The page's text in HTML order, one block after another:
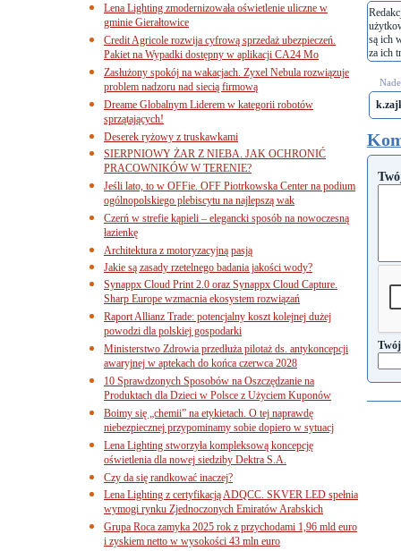
są ich
za ich
Lena Lighting zmodernizowała oświetlenie uliczne w
gminie Gierałtowice
Credit Agricole rozwija cyfrową sprzedaż ubezpieczeń.
Pakiet na Wypadki dostępny w aplikacji CA24 Mo
Zasłużony spokój na wakacjach. Zyxel Nebula rozwiązuje
problem nadzoru nad siecią firmową
Dreame Globalnym Liderem w kategorii robotów
sprzątających!
Deserek ryżowy z truskawkami
SIERPNIOWY ŻAR Z NIEBA. JAK OCHRONIĆ
PRACOWNIKÓW W TERENIE?
Jeśli lato, to w OFFie. OFF Piotrkowska Center na podium
ogólnopolskiego plebiscytu na najlepszą wak
Czerń w strefie kąpieli – elegancki sposób na nowoczesną
łazienkę
Architektura z motoryzacyjną pasją
Jakie są zasady rzetelnego badania jakości wody?
Synappx Cloud Print 2.0 oraz Synappx Cloud Capture.
Sharp Europe wzmacnia ekosystem rozwiązań
Raport Allianz Trade: potencjalny koszt kolejnej dużej
powodzi dla polskiej gospodarki
Ministerstwo Zdrowia przedłuża pilotaż ds. antykoncepcji
awaryjnej w aptekach do końca czerwca 2028
10 Sprawdzonych Sposobów na Oszczędzanie na
Produktach dla Dzieci w Polsce z Użyciem Kuponów
Boimy się „chemii” na etykietach. O tej naprawdę
niebezpiecznej przypominamy sobie dopiero w sytuacj
Lena Lighting stworzyła kompleksową koncepcję
oświetlenia dla nowej siedziby Dektra S.A.
Czy da się randkować inaczej?
Lena Lighting z certyfikacją ADQCC. SKVER LED spełnia
wymogi rynku Zjednoczonych Emiratów Arabskich
Grupa Roca zamyka 2025 rok z przychodami 1,96 mld euro
i zyskiem netto w wysokości 43 mln euro